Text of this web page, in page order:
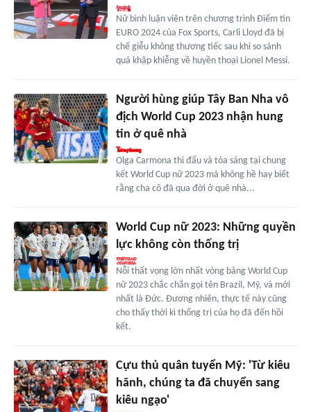
Nữ bình luận viên trên chương trình Điểm tin
EURO 2024 của Fox Sports, Carli Lloyd đã bị
chế giễu không thương tiếc sau khi so sánh
quá khập khiễng về huyền thoại Lionel Messi.
Người hùng giúp Tây Ban Nha vô
địch World Cup 2023 nhận hung
tin ở quê nhà
Olga Carmona thi đấu và tỏa sáng tại chung
kết World Cup nữ 2023 mà không hề hay biết
rằng cha cô đã qua đời ở quê nhà...
World Cup nữ 2023: Những quyền
lực không còn thống trị
Nỗi thất vọng lớn nhất vòng bảng World Cup
nữ 2023 chắc chắn gọi tên Brazil, Mỹ, và mới
nhất là Đức. Đương nhiên, thực tế này cũng
cho thấy thời kì thống trị của họ đã đến hồi
kết.
Cựu thủ quân tuyển Mỹ: 'Từ kiêu
hãnh, chúng ta đã chuyển sang
kiêu ngạo'